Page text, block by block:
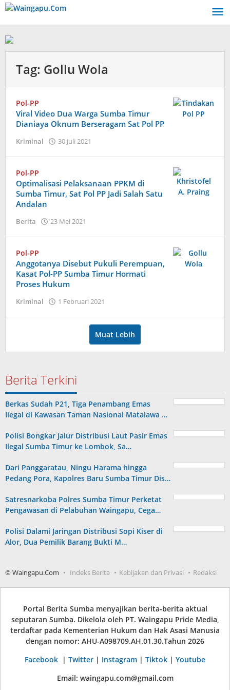
Lewati
konten
Tag: Gollu Wola
Pol-PP
Viral Video Dua Warga Sumba Timur
Dianiaya Oknum Berseragam Sat Pol PP
Kriminal 30 Juli 2021
Pol-PP
Optimalisasi Pelaksanaan PPKM di
Sumba Timur, Sat Pol PP Jadi Salah Satu
Andalan
Berita 23 Mei 2021
Pol-PP
Anggotanya Disebut Pukuli Perempuan,
Kasat Pol-PP Sumba Timur Hormati
Proses Hukum
Kriminal 1 Februari 2021
Muat Lebih
Berita Terkini
Berkas Sudah P21, Tiga Penambang Emas
Ilegal di Kawasan Taman Nasional Matalawa …
Polisi Bongkar Jalur Distribusi Laut Pasir Emas
Ilegal Sumba Timur ke Lombok, Sa…
Dari Panggaratau, Ningu Harama hingga
Pedang Pora, Kapolres Baru Sumba Timur Dis…
Satresnarkoba Polres Sumba Timur Perketat
Pengawasan di Pelabuhan Waingapu, Cega…
Polisi Dalami Jaringan Distribusi Sopi Kiser di
Alor, Dua Pemilik Barang Bukti M…
© Waingapu.Com Indeks Berita Kebijakan dan Privasi Redaksi
Portal Berita Sumba menyajikan berita-berita aktual
seputaran Sumba. Dikelola oleh PT. Waingapu Pride Media,
terdaftar pada Kementerian Hukum dan Hak Asasi Manusia
dengan nomor: AHU-A098709.AH.01.30.Tahun 2026
Facebook | Twitter | Instagram | Tiktok | Youtube
Email: waingapu.com@gmail.com